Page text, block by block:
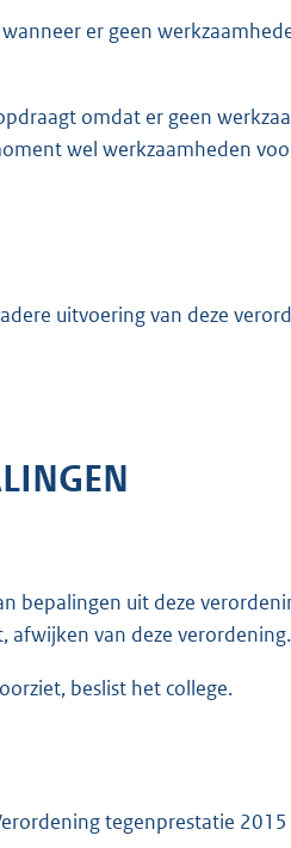
er geen
omdat er geen
wel werkzaamheden
uitvoering van deze
bepalingen uit deze
afwijken van deze verordening.
beslist het college.
tegenprestatie